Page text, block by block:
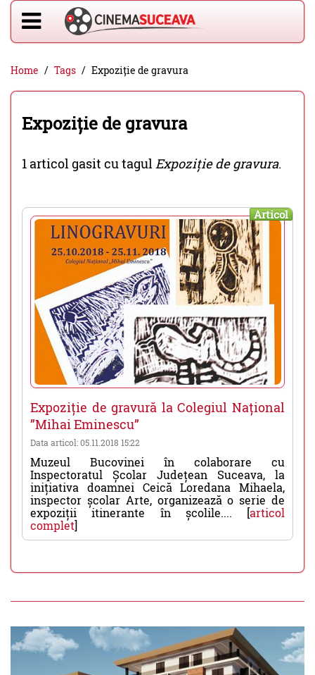
Home Tags Expoziție de gravura
Expoziție de gravura
1 articol gasit cu tagulExpoziție de gravura.
Articol
Expoziție de gravură la Colegiul Național
”Mihai Eminescu”
Data articol: 05.11.2018 15:22
Muzeul Bucovinei în colaborare cu
Inspectoratul Școlar Județean Suceava, la
inițiativa doamnei Ceică Loredana Mihaela,
inspector școlar Arte, organizează o serie de
expoziții itinerante în școlile.... [articol
complet]